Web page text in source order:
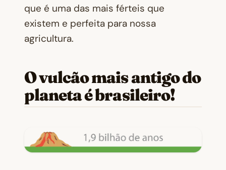
que é uma das mais férteis que
existem e perfeita para nossa
agricultura.
O vulcão mais antigo do
planeta é brasileiro!